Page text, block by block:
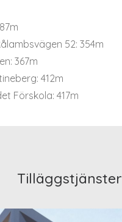
52: 354m
367m
412m
Förskola: 417m
Tilläggstjänster